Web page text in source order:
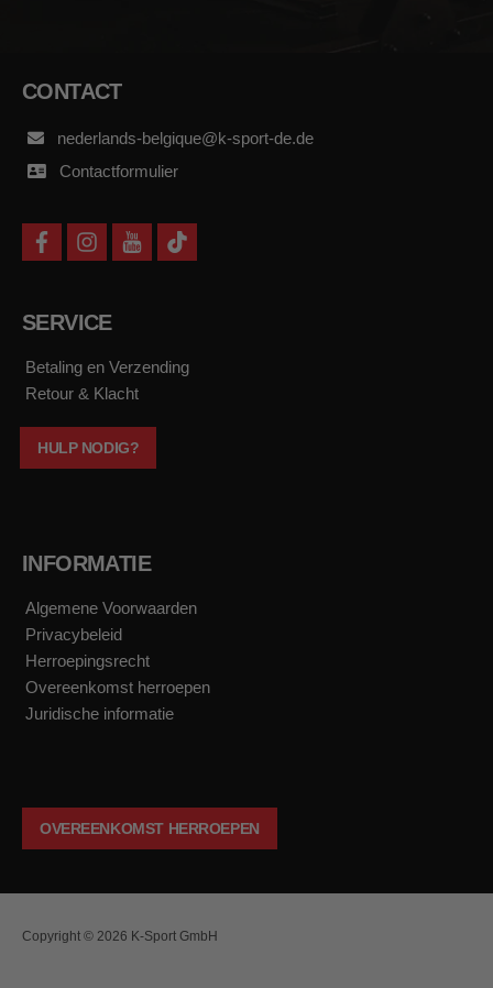
CONTACT
nederlands-belgique@k-sport-de.de
Contactformulier
f
a
b
o
i
n
a
g
m
y
o
t
i
SERVICE
Betaling en Verzending
Retour & Klacht
HULP NODIG?
INFORMATIE
Algemene Voorwaarden
Privacybeleid
Herroepingsrecht
Overeenkomst herroepen
Juridische informatie
OVEREENKOMST HERROEPEN
Copyright © 2026 K-Sport GmbH